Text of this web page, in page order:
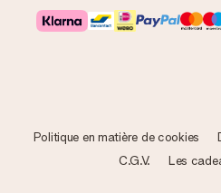
Politique en matière de cookies
C.G.V.
Les